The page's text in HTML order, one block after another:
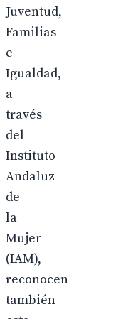
Juventud,
Familias
e
Igualdad,
a
través
del
Instituto
Andaluz
de
la
Mujer
(IAM),
reconocen
también